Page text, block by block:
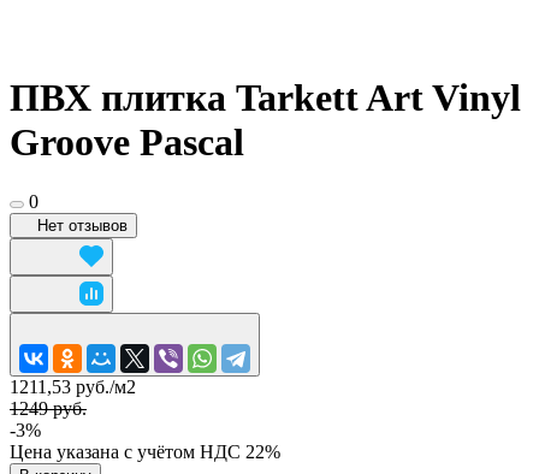
ПВХ плитка Tarkett Art Vinyl
Groove Pascal
0
Нет отзывов
1211,53 руб./м2
1249 руб.
-3%
Цена указана с учётом НДС 22%